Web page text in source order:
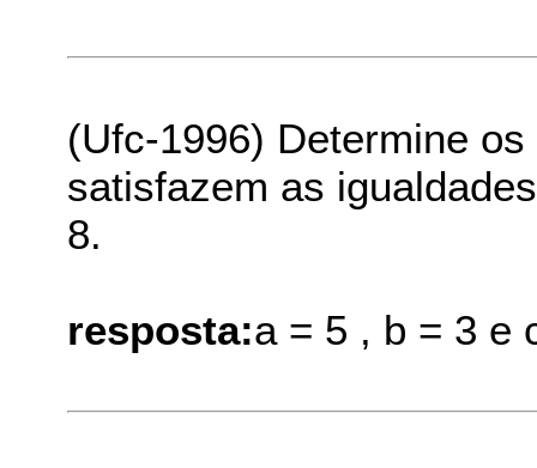
(Ufc-1996) Determine
satisfazem as
8.
resposta:a = 5 , b = 3 e